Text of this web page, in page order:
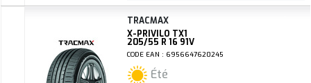
TRACMAX
X-PRIVILO TX1
205/55 R 16 91V
CODE EAN : 6956647620245
Été